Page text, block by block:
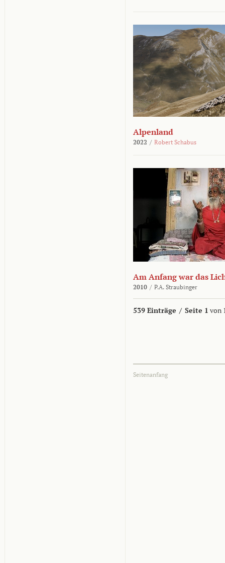
Alpenland
2022 / Robert Schabus
Am Anfang war das
2010 / P.A. Straubinger
539 Einträge / Seite 1 von
Seitenanfang